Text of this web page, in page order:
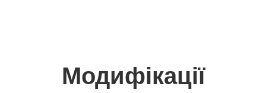
Модифікації